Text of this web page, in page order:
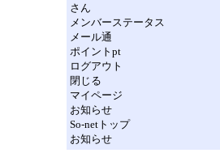
さん
メンバーステータス
メール通
ポイントpt
ログアウト
閉じる
マイページ
お知らせ
So-netトップ
お知らせ